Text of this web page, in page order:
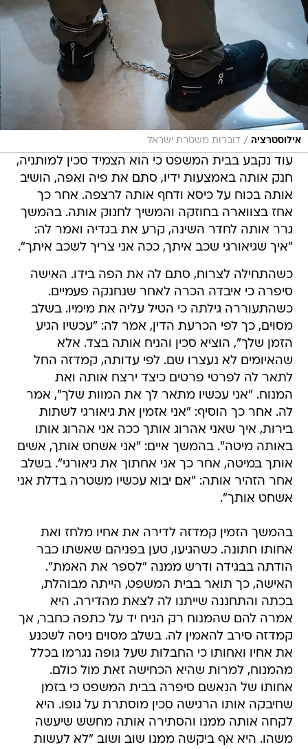
אילוסטרציה / דוברות משטרת ישראל
עוד נקבע בבית המשפט כי הוא הצמיד סכין למותניה,
חנק אותה באמצעות ידיו, סתם את פיה ואפה, הושיב
אותה בכוח על כיסא ודחף אותה לרצפה. אחר כך
אחז בצווארה בחוזקה והמשיך לחנוק אותה. בהמשך
גרר אותה לחדר השינה, קרע את בגדיה ואמר לה:
"איך שגיאורגי שכב איתך, ככה אני צריך לשכב איתך".
כשהתחילה לצרוח, סתם לה את הפה בידו. האישה
סיפרה כי איבדה הכרה לאחר שנחנקה פעמיים.
כשהתעוררה גילתה כי הטיל עליה את מימיו. בשלב
מסוים, כך לפי הכרעת הדין, אמר לה: "עכשיו הגיע
הזמן שלך", הוציא סכין והניח אותה בצד. אלא
שהאיומים לא נעצרו שם. לפי עדותה, קמדזה החל
לתאר לה לפרטי פרטים כיצד ירצח אותה ואת
המנוח. "אני עכשיו מתאר לך את המוות שלך", אמר
לה. אחר כך הוסיף: "אני אזמין את גיאורגי לשתות
בירות, איך שאני אהרוג אותך ככה אני אהרוג אותו
באותה מיטה". בהמשך איים: "אני אשחט אותך, אשים
אותך במיטה, אחר כך אני אחתוך את גיאורגי". בשלב
אחר הזהיר אותה: "אם יבוא עכשיו משטרה בדלת אני
אשחט אותך".
בהמשך הזמין קמדזה לדירה את אחיו מלחז ואת
אחותו חתונה. כשהגיעו, טען בפניהם שאשתו כבר
הודתה בבגידה ודרש ממנה "לספר את האמת".
האישה, כך תואר בבית המשפט, הייתה מבוהלת,
בכתה והתחננה שייתנו לה לצאת מהדירה. היא
אמרה להם שהמנוח רק הניח יד על כתפה כחבר, אך
קמדזה סירב להאמין לה. בשלב מסוים ניסה לשכנע
את אחיו ואחותו כי החבלות שעל גופה נגרמו בכלל
מהמנוח, למרות שהיא הכחישה זאת מול כולם.
אחותו של הנאשם סיפרה בבית המשפט כי בזמן
שחיבקה אותו הרגישה סכין מוסתרת על גופו. היא
לקחה אותה ממנו והסתירה אותה מחשש שיעשה
משהו. היא אף ביקשה ממנו שוב ושוב "לא לעשות